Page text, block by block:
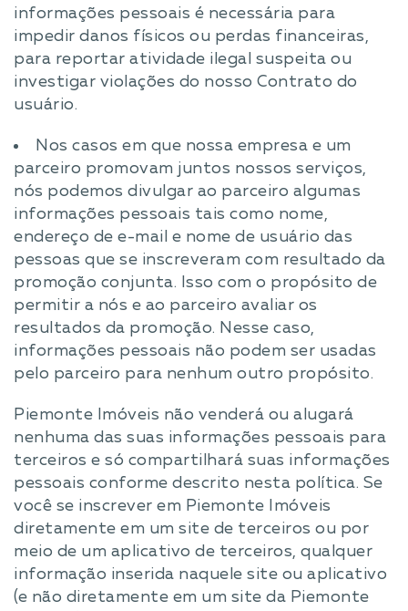
informações pessoais é necessária para
impedir danos físicos ou perdas financeiras,
para reportar atividade ilegal suspeita ou
investigar violações do nosso Contrato do
usuário.
Nos casos em que nossa empresa e um
parceiro promovam juntos nossos serviços,
nós podemos divulgar ao parceiro algumas
informações pessoais tais como nome,
endereço de e-mail e nome de usuário das
pessoas que se inscreveram com resultado da
promoção conjunta. Isso com o propósito de
permitir a nós e ao parceiro avaliar os
resultados da promoção. Nesse caso,
informações pessoais não podem ser usadas
pelo parceiro para nenhum outro propósito.
Piemonte Imóveis não venderá ou alugará
nenhuma das suas informações pessoais para
terceiros e só compartilhará suas informações
pessoais conforme descrito nesta política. Se
você se inscrever em Piemonte Imóveis
diretamente em um site de terceiros ou por
meio de um aplicativo de terceiros, qualquer
informação inserida naquele site ou aplicativo
(e não diretamente em um site da Piemonte